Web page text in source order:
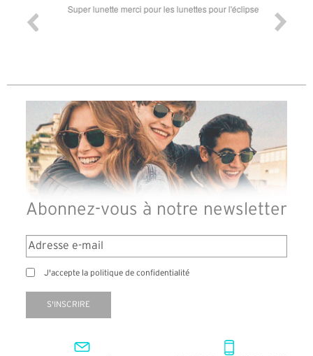
Super lunette merci pour les lunettes pour l'éclipse
Abonnez-vous à notre newsletter
J'accepte la politique de confidentialité
S'INSCRIRE